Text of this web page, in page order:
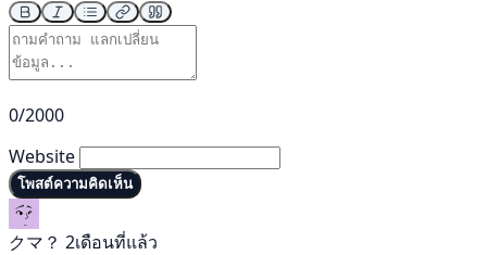
0/2000
Website
โพสต์ความคิดเห็น
クマ？ 2เดือนที่แล้ว